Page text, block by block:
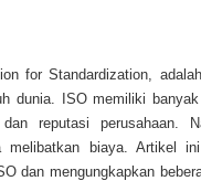
for Standardization,
dunia. ISO memiliki
reputasi perusahaan.
melibatkan biaya. Artikel
dan mengungkapkan